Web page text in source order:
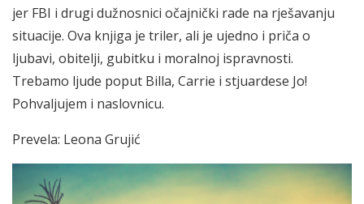
jer FBI i drugi dužnosnici očajnički rade na rješavanju
situacije. Ova knjiga je triler, ali je ujedno i priča o
ljubavi, obitelji, gubitku i moralnoj ispravnosti.
Trebamo ljude poput Billa, Carrie i stjuardese Jo!
Pohvaljujem i naslovnicu.
Prevela: Leona Grujić